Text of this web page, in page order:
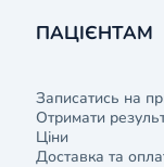
ПАЦІЄНТАМ
Записатись на
Отримати
Ціни
Доставка та